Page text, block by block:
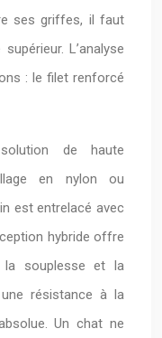
ses griffes, il faut
L’analyse
: le filet renforcé
de haute
en nylon ou
est entrelacé avec
hybride offre
souplesse et la
résistance à la
Un chat ne